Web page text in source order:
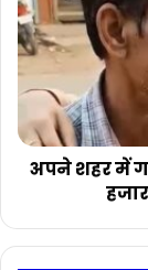
में
गर्लफ्रेंड
बनाओ?
क्योंकि
आपके
शहर
की
10
इस
अपने शहर में